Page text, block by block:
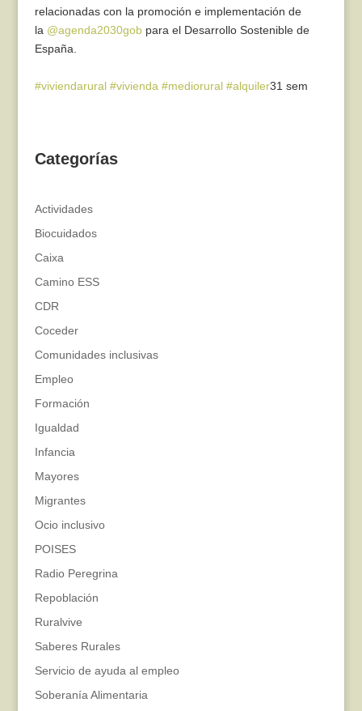
relacionadas con la promoción e implementación de
la @agenda2030gobpara el Desarrollo Sostenible de
España.
#viviendarural #vivienda #mediorural #alquiler31 sem
Categorías
Actividades
Biocuidados
Caixa
Camino ESS
CDR
Coceder
Comunidades inclusivas
Empleo
Formación
Igualdad
Infancia
Mayores
Migrantes
Ocio inclusivo
POISES
Radio Peregrina
Repoblación
Ruralvive
Saberes Rurales
Servicio de ayuda al empleo
Soberanía Alimentaria